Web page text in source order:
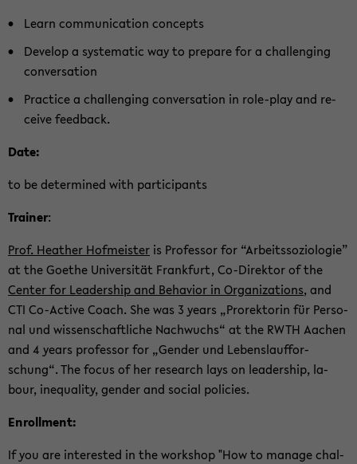
Learn com­mu­ni­ca­ti­on con­cepts
De­ve­lop a sys­te­ma­tic way to pre­pa­re for a chal­len­ging
con­ver­sa­ti­on
Prac­ti­ce a chal­len­ging con­ver­sa­ti­on in role-​play and re­
cei­ve feed­back.
Date:
to be de­ter­mi­ned with par­ti­ci­pants
Trai­ner:
Prof. Hea­ther Hof­meis­ter is Pro­fes­sor for “Ar­beits­so­zio­lo­gie”
at the Goe­the Uni­ver­si­tät Frank­furt, Co-​Direktor of the
Cen­ter for Lea­der­ship and Be­ha­vi­or in Or­ga­niza­ti­ons, and
CTI Co-​Active Coach. She was 3 years „Pro­rek­to­rin für Per­so­
nal und wis­sen­schaft­li­che Nach­wuchs“ at the RWTH Aa­chen
and 4 years pro­fes­sor for „Gen­der und Le­bens­lauf­for­
schung“. The focus of her re­se­arch lays on lea­der­ship, la­
bour, ine­qua­li­ty, gen­der and so­cial po­li­ci­es.
En­roll­ment:
If you are in­te­rested in the work­shop "How to ma­na­ge chal­